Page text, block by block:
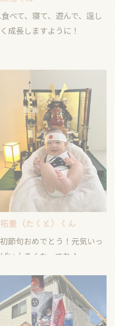
く成長しますように！
拓豊（たくと）くん
初節句おめでとう！元気いっ
ぱい大きくなってね♪